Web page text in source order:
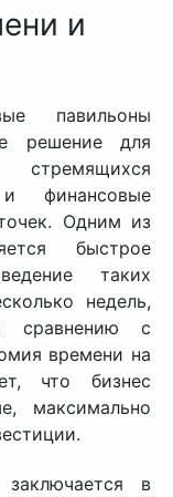
и
павильоны
решение для
финансовые
Одним из
быстрое
таких
недель,
сравнению с
времени на
что бизнес
максимально
в